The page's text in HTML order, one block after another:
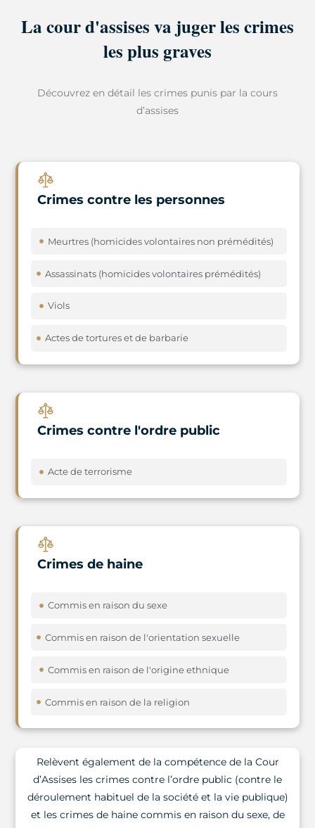
La cour d'assises va juger les crimes
les plus graves
Découvrez en détail les crimes punis par la cours
d’assises
Crimes contre les personnes
Meurtres (homicides volontaires non prémédités)
Assassinats (homicides volontaires prémédités)
Viols
Actes de tortures et de barbarie
Crimes contre l'ordre public
Acte de terrorisme
Crimes de haine
Commis en raison du sexe
Commis en raison de l'orientation sexuelle
Commis en raison de l'origine ethnique
Commis en raison de la religion
Relèvent également de la compétence de la Cour
d’Assises les crimes contre l’ordre public (contre le
déroulement habituel de la société et la vie publique)
et les crimes de haine commis en raison du sexe, de